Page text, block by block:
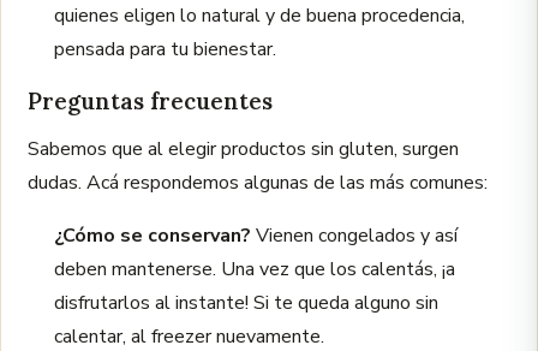
quienes eligen lo natural y de buena procedencia,
pensada para tu bienestar.
Preguntas frecuentes
Sabemos que al elegir productos sin gluten, surgen
dudas. Acá respondemos algunas de las más comunes:
¿Cómo se conservan? Vienen congelados y así
deben mantenerse. Una vez que los calentás, ¡a
disfrutarlos al instante! Si te queda alguno sin
calentar, al freezer nuevamente.